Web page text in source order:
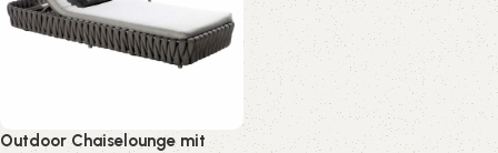
Outdoor Chaiselounge mit